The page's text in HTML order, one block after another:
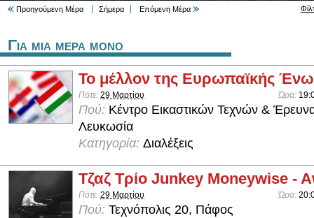
Προηγούμενη Μέρα Σήμερα Επόμενη Μέρα
Για μια μερα μονο
Το μέλλον της Ευρωπαϊκής
Πότε: 29 Μαρτίου Ώρα:
Πού: Κέντρο Εικαστικών Τεχνών &
Λευκωσία
Κατηγορία: Διαλέξεις
Τζαζ Τρίο Junkey Moneywise -
Πότε: 29 Μαρτίου Ώρα:
Πού: Τεχνόπολις 20, Πάφος